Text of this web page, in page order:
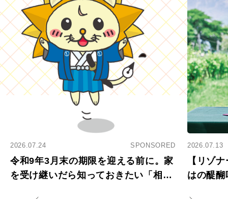
2026.07.24 SPONSORED
令和9年3月末の期限を迎える前に。家
を受け継いだら知っておきたい「相続
2026.07.13
【リゾ
はの醍